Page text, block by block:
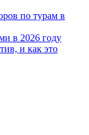
по турам в
в 2026 году
и как это